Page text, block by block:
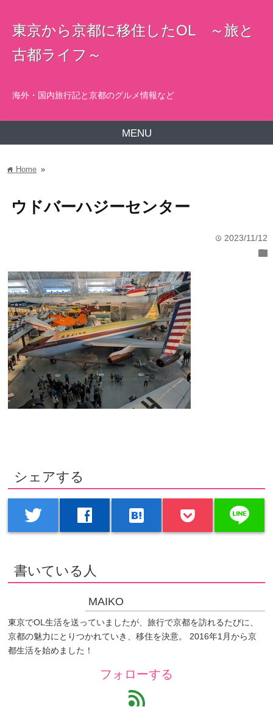
東京から京都に移住したOL ～旅と
古都ライフ～
海外・国内旅行記と京都のグルメ情報など
MENU
home Home »
ウドバーハジーセンター
time 2023/11/12
folder
シェアする
twitter facebook hatenabookmark line
書いている人
MAIKO
東京でOL生活を送っていましたが、旅行で京都を訪れるたびに、
京都の魅力にとりつかれていき、移住を決意。 2016年1月から京
都生活を始めました！
フォローする
feed